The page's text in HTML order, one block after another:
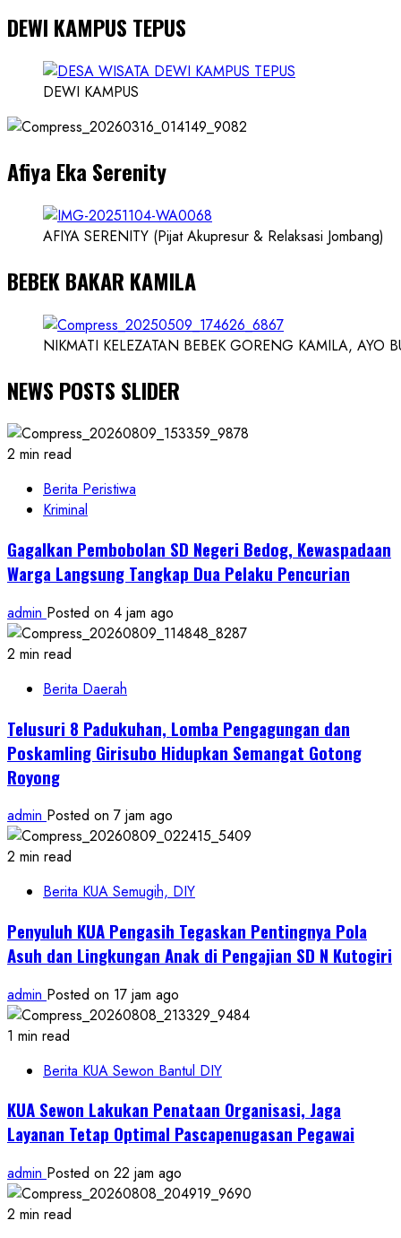
about
Founder
Konsep
Karnus
Dokter
Ilmuwan
DEWI KAMPUS TEPUS
DEWI KAMPUS
Afiya Eka Serenity
AFIYA SERENITY (Pijat Akupresur & Relaksasi Jombang)
BEBEK BAKAR KAMILA
NIKMATI KELEZATAN BEBEK GORENG KAMILA, AYO
NEWS POSTS SLIDER
2 min read
Berita Peristiwa
Kriminal
Gagalkan Pembobolan SD Negeri Bedog, Kewaspadaan
Warga Langsung Tangkap Dua Pelaku Pencurian
admin Posted on 4 jam ago
2 min read
Berita Daerah
Telusuri 8 Padukuhan, Lomba Pengagungan dan
Poskamling Girisubo Hidupkan Semangat Gotong
Royong
admin Posted on 7 jam ago
2 min read
Berita KUA Semugih, DIY
Penyuluh KUA Pengasih Tegaskan Pentingnya Pola
Asuh dan Lingkungan Anak di Pengajian SD N Kutogiri
admin Posted on 17 jam ago
1 min read
Berita KUA Sewon Bantul DIY
KUA Sewon Lakukan Penataan Organisasi, Jaga
Layanan Tetap Optimal Pascapenugasan Pegawai
admin Posted on 22 jam ago
2 min read